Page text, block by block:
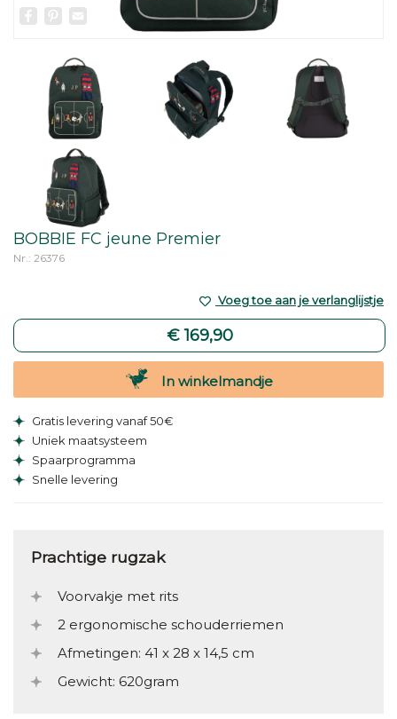
Facebook
Pinterest
Email
BOBBIE FC jeune Premier
Nr.: 26376
€ 169,90
Voeg toe aan je verlanglijstje
In winkelmandje
Gratis levering vanaf 50€
Uniek maatsysteem
Spaarprogramma
Snelle levering
Prachtige rugzak
Voorvakje met rits
2 ergonomische schouderriemen
Afmetingen: 41 x 28 x 14,5 cm
Gewicht: 620gram